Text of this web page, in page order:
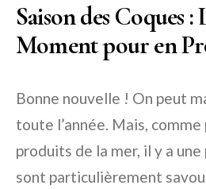
Saison des Coques
Moment pour en
Bonne nouvelle ! On peut
toute l’année. Mais, comme
produits de la mer, il y a
sont particulièrement